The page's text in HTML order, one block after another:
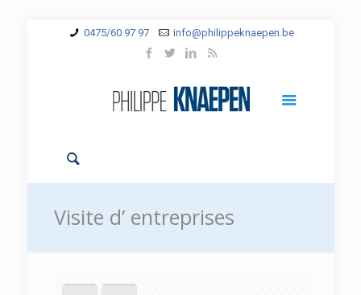
0475/60 97 97 info@philippeknaepen.be
Visite d’ entreprises